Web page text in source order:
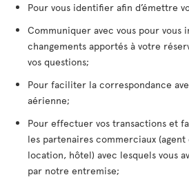
Pour vous identifier afin d’émettre
Communiquer avec vous pour vous
changements apportés à votre
vos questions;
Pour faciliter la correspondance
aérienne;
Pour effectuer vos transactions et
les partenaires commerciaux (agent
location, hôtel) avec lesquels vous
par notre entremise;